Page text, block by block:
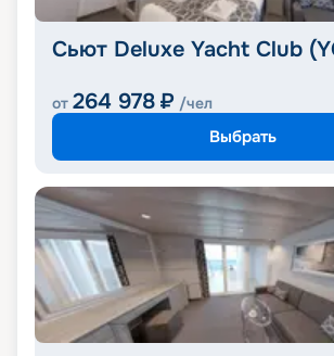
Сьют Deluxe Yacht Club
от 264 978 ₽ /чел
Выбрать